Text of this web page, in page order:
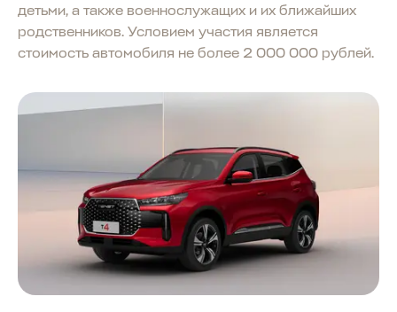
детьми, а также военнослужащих и их ближайших
родственников. Условием участия является
стоимость автомобиля не более 2 000 000 рублей.